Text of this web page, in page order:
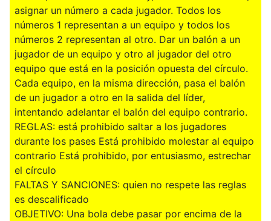
asignar un número a cada jugador. Todos los
números 1 representan a un equipo y todos los
números 2 representan al otro. Dar un balón a un
jugador de un equipo y otro al jugador del otro
equipo que está en la posición opuesta del círculo.
Cada equipo, en la misma dirección, pasa el balón
de un jugador a otro en la salida del líder,
intentando adelantar el balón del equipo contrario.
REGLAS: está prohibido saltar a los jugadores
durante los pases Está prohibido molestar al equipo
contrario Está prohibido, por entusiasmo, estrechar
el círculo
FALTAS Y SANCIONES: quien no respete las reglas
es descalificado
OBJETIVO: Una bola debe pasar por encima de la